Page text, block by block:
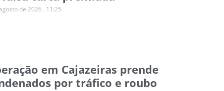
de 2026 11:25
em Cajazeiras prende
por tráfico e roubo